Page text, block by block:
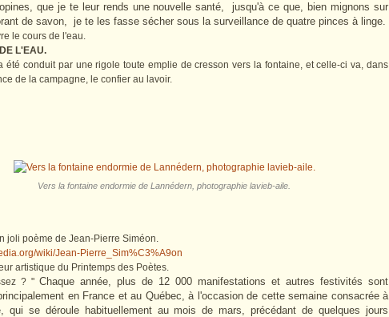
que je te leur rends une nouvelle santé, jusqu'à ce que, bien mignons sur
de savon, je te les fasse sécher sous la surveillance de quatre pinces à linge.
le cours de l'eau.
L'EAU.
été conduit par une rigole toute emplie de cresson vers la fontaine, et celle-ci va, dans
de la campagne, le confier au lavoir.
Vers la fontaine endormie de Lannédern, photographie lavieb-aile.
joli poème de Jean-Pierre Siméon.
wiki/Jean-Pierre_Sim%C3%A9on
artistique du Printemps des Poètes.
? " Chaque année, plus de 12 000 manifestations et autres festivités sont
en France et au Québec, à l'occasion de cette semaine consacrée à
qui se déroule habituellement au mois de mars, précédant de quelques jours